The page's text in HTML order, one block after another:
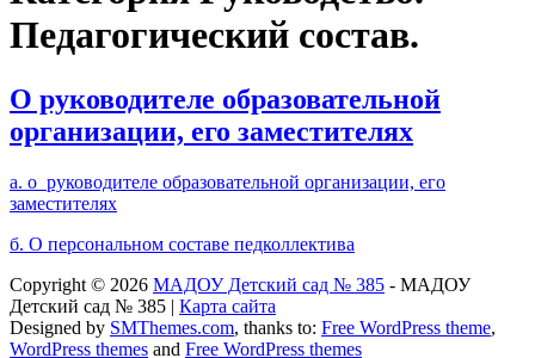
Педагогический состав.
О руководителе образовательной
организации, его заместителях
а. о руководителе образовательной организации, его
заместителях
б. О персональном составе педколлектива
Copyright © 2026 МАДОУ Детский сад № 385 - МАДОУ
Детский сад № 385 | Карта сайта
Designed by SMThemes.com, thanks to: Free WordPress theme,
WordPress themes and Free WordPress themes